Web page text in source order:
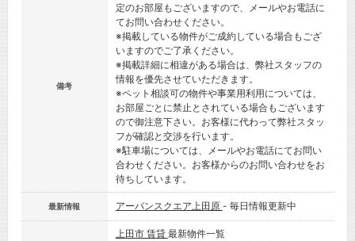
備考
定のお部屋もございますので、メールやお電話に
てお問い合わせください。
※掲載している物件がご成約している場合もござ
いますのでご了承ください。
※掲載詳細に相違がある場合は、弊社スタッフの
情報を優先させていただきます。
※ペット相談可の物件や事業用利用については、
お部屋ごとに禁止とされている場合もございます
ので御注意下さい。お客様に代わって弊社スタッ
フが確認と交渉を行います。
※駐車場については、メールやお電話にてお問い
合わせください。お客様からのお問い合わせをお
待ちしています。
最新情報 アーバンスクエア上田原 - 毎日情報更新中
上田市 賃貸 最新物件一覧